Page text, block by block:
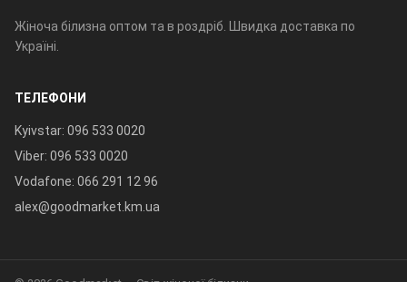
Жіноча білизна оптом та в роздріб. Швидка доставка по
Україні.
ТЕЛЕФОНИ
Kyivstar: 096 533 0020
Viber: 096 533 0020
Vodafone: 066 291 12 96
alex@goodmarket.km.ua